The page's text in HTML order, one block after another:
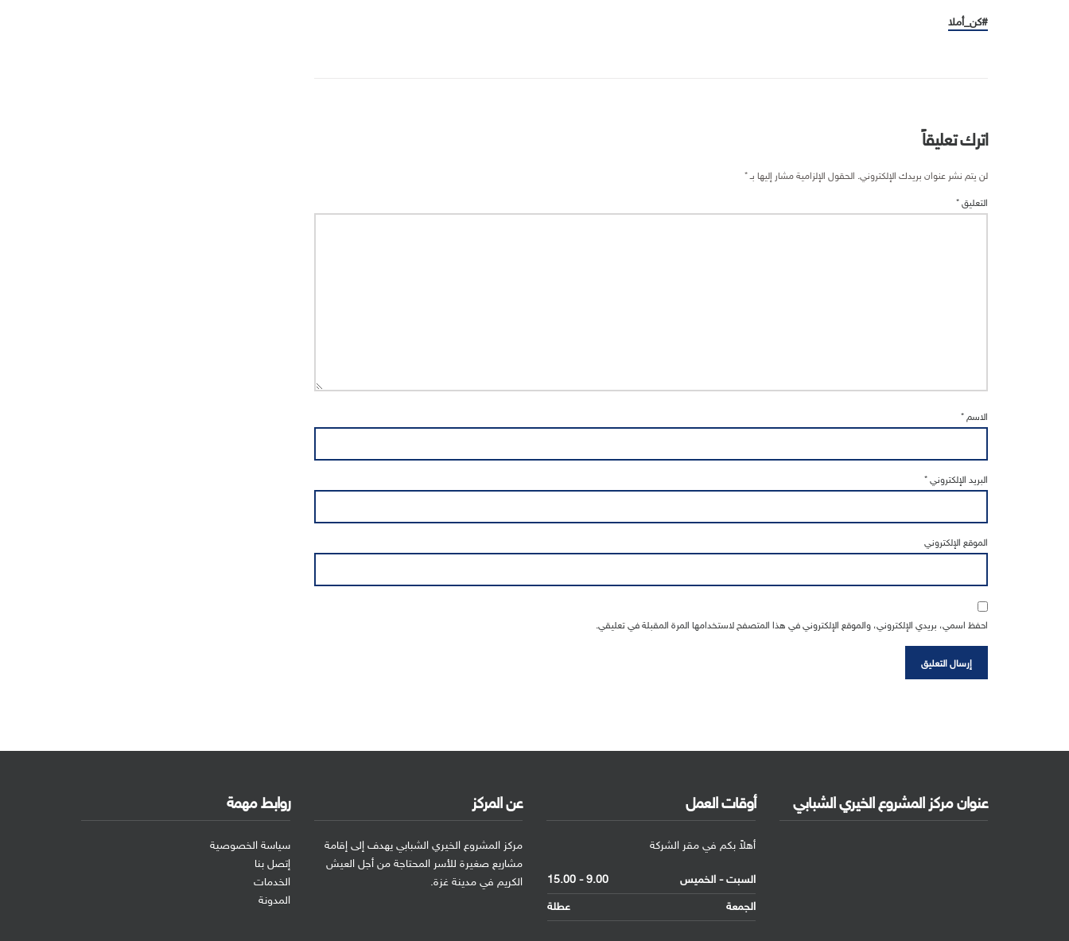
#كن_أملا
اترك تعليقاً
لن يتم نشر عنوان بريدك الإلكتروني. الحقول الإلزامية مشار إليها بـ*
التعليق *
الاسم *
البريد الإلكتروني *
الموقع الإلكتروني
احفظ اسمي، بريدي الإلكتروني، والموقع الإلكتروني في هذا المتصفح لاستخدامها المرة المقبلة في تعليقي.
عنوان مركز المشروع الخيري الشبابي أوقات العمل
أهلاً بكم في مقر الشركة
السبت - الخميس
9.00 - 15.00
الجمعة
عطلة
عن المركز
مركز المشروع الخيري الشبابي يهدف إلى إقامة
مشاريع صغيرة للأسر المحتاجة من أجل العيش
الكريم في مدينة غزة.
روابط مهمة
سياسة الخصوصية
إتصل بنا
الخدمات
المدونة